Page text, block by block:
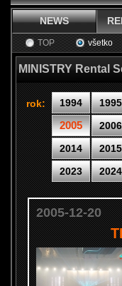
NEWS
TOP všetko
MINISTRY Rental
rok: 1994 1995
2005 2006
2014
2015
2023
2024
2005-12-20